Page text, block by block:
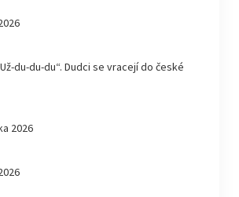
du-du-du“. Dudci se vracejí do české
2026